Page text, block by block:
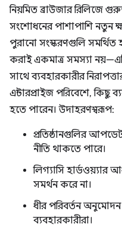
নিয়মিত ব্রাউজার রিলিজে
সংশোধনের পাশাপাশি নতুন
পুরানো সংস্করণগুলি সমর্থিত
করাই একমাত্র সমস্যা
সাথে ব্যবহারকারীর
এন্টারপ্রাইজ পরিবেশে, কিছু
হতে পারেন। উদাহরণস্বরূপ:
প্রতিষ্ঠানগুলির
নীতি থাকতে পারে।
লিগ্যাসি
সমর্থন করে না।
ধীর পরিবর্তন অনুমোদন
ব্যবহারকারীরা।